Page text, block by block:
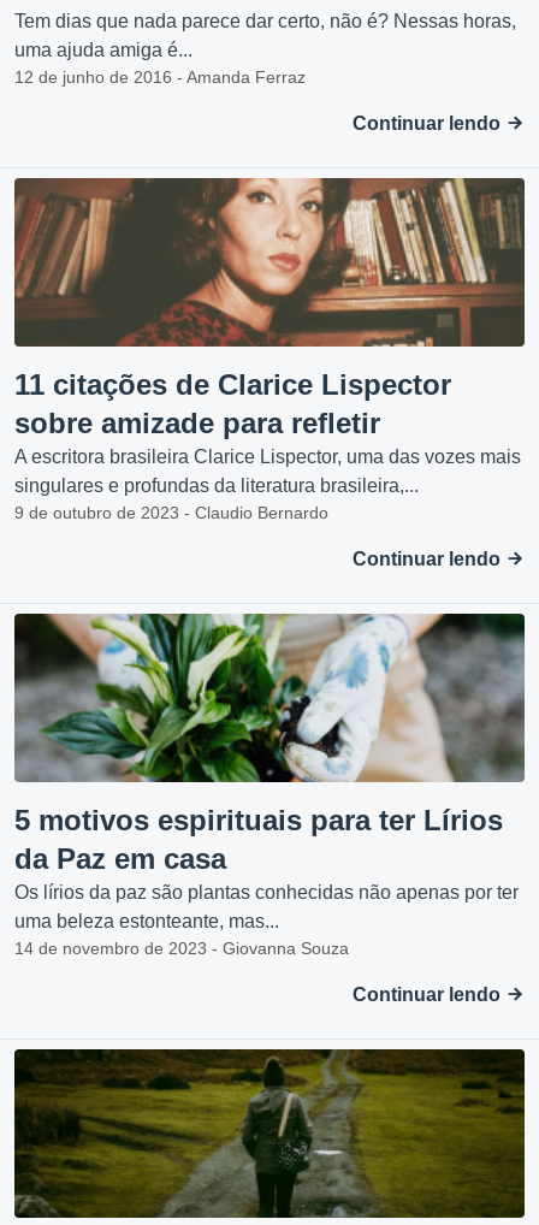
Tem dias que nada parece dar certo, não é? Nessas horas,
uma ajuda amiga é...
12 de junho de 2016 - Amanda Ferraz
Continuar lendo
11 citações de Clarice Lispector
sobre amizade para refletir
A escritora brasileira Clarice Lispector, uma das vozes mais
singulares e profundas da literatura brasileira,...
9 de outubro de 2023 - Claudio Bernardo
Continuar lendo
5 motivos espirituais para ter Lírios
da Paz em casa
Os lírios da paz são plantas conhecidas não apenas por ter
uma beleza estonteante, mas...
14 de novembro de 2023 - Giovanna Souza
Continuar lendo